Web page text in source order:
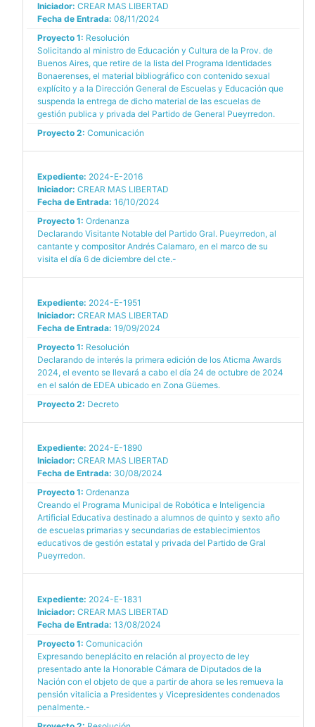
Iniciador: CREAR MAS LIBERTAD
Fecha de Entrada: 08/11/2024
Proyecto 1: Resolución
Solicitando al ministro de Educación y Cultura de la Prov. de
Buenos Aires, que retire de la lista del Programa Identidades
Bonaerenses, el material bibliográfico con contenido sexual
explícito y a la Dirección General de Escuelas y Educación que
suspenda la entrega de dicho material de las escuelas de
gestión publica y privada del Partido de General Pueyrredon.
Proyecto 2: Comunicación
Expediente: 2024-E-2016
Iniciador: CREAR MAS LIBERTAD
Fecha de Entrada: 16/10/2024
Proyecto 1: Ordenanza
Declarando Visitante Notable del Partido Gral. Pueyrredon, al
cantante y compositor Andrés Calamaro, en el marco de su
visita el día 6 de diciembre del cte.-
Expediente: 2024-E-1951
Iniciador: CREAR MAS LIBERTAD
Fecha de Entrada: 19/09/2024
Proyecto 1: Resolución
Declarando de interés la primera edición de los Aticma Awards
2024, el evento se llevará a cabo el día 24 de octubre de 2024
en el salón de EDEA ubicado en Zona Güemes.
Proyecto 2: Decreto
Expediente: 2024-E-1890
Iniciador: CREAR MAS LIBERTAD
Fecha de Entrada: 30/08/2024
Proyecto 1: Ordenanza
Creando el Programa Municipal de Robótica e Inteligencia
Artificial Educativa destinado a alumnos de quinto y sexto año
de escuelas primarias y secundarias de establecimientos
educativos de gestión estatal y privada del Partido de Gral
Pueyrredon.
Expediente: 2024-E-1831
Iniciador: CREAR MAS LIBERTAD
Fecha de Entrada: 13/08/2024
Proyecto 1: Comunicación
Expresando beneplácito en relación al proyecto de ley
presentado ante la Honorable Cámara de Diputados de la
Nación con el objeto de que a partir de ahora se les remueva la
pensión vitalicia a Presidentes y Vicepresidentes condenados
penalmente.-